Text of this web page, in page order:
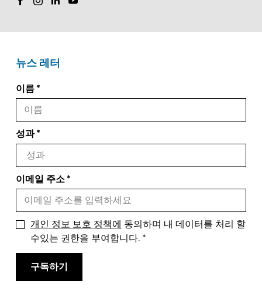
뉴스 레터
이름
성과
이메일 주소
개인 정보 보호 정책에 동의하며 내 데이터를 처리 할
수있는 권한을 부여합니다.
구독하기